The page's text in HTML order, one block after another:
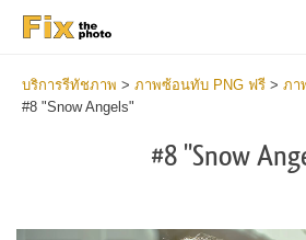
บริการรีทัชภาพ > ภาพซ้อนทับ PNG ฟรี > ภา
#8 "Snow Angels"
#8 "Snow